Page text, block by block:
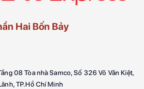
Hai Bốn Bảy
08 Tòa nhà Samco, Số 326 Võ Văn Kiệt,
TP.Hồ Chí Minh